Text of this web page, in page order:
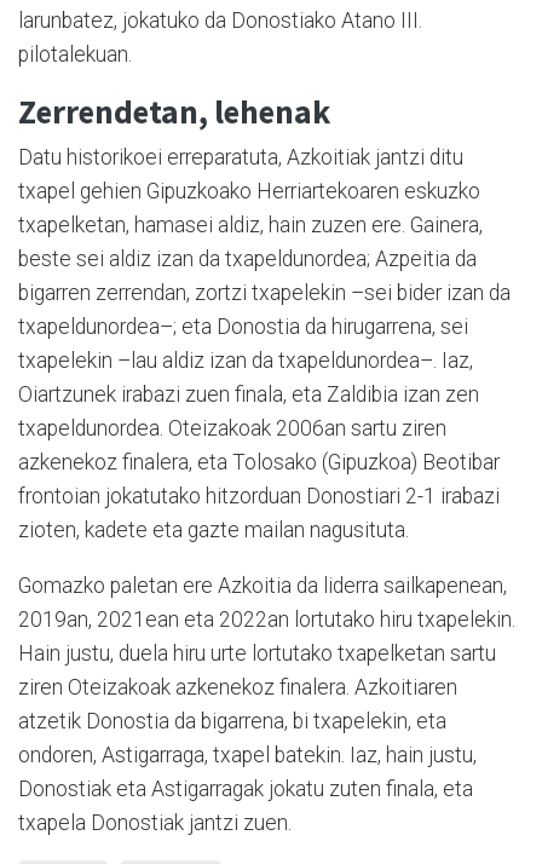
larunbatez, jokatuko da Donostiako Atano III.
pilotalekuan.
Zerrendetan, lehenak
Datu historikoei erreparatuta, Azkoitiak jantzi ditu
txapel gehien Gipuzkoako Herriartekoaren eskuzko
txapelketan, hamasei aldiz, hain zuzen ere. Gainera,
beste sei aldiz izan da txapeldunordea; Azpeitia da
bigarren zerrendan, zortzi txapelekin –sei bider izan da
txapeldunordea–; eta Donostia da hirugarrena, sei
txapelekin –lau aldiz izan da txapeldunordea–. Iaz,
Oiartzunek irabazi zuen finala, eta Zaldibia izan zen
txapeldunordea. Oteizakoak 2006an sartu ziren
azkenekoz finalera, eta Tolosako (Gipuzkoa) Beotibar
frontoian jokatutako hitzorduan Donostiari 2-1 irabazi
zioten, kadete eta gazte mailan nagusituta.
Gomazko paletan ere Azkoitia da liderra sailkapenean,
2019an, 2021ean eta 2022an lortutako hiru txapelekin.
Hain justu, duela hiru urte lortutako txapelketan sartu
ziren Oteizakoak azkenekoz finalera. Azkoitiaren
atzetik Donostia da bigarrena, bi txapelekin, eta
ondoren, Astigarraga, txapel batekin. Iaz, hain justu,
Donostiak eta Astigarragak jokatu zuten finala, eta
txapela Donostiak jantzi zuen.